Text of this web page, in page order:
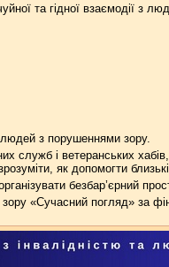
та гідної взаємодії з
з порушеннями зору.
служб і ветеранських
як допомогти
безбар’єрний
зору «Сучасний погляд» за